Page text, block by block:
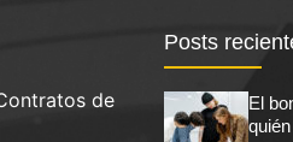
de
Posts
El